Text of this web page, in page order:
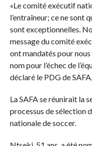
«Le comité exécutif
l’entraîneur; ce ne sont
sont exceptionnelles.
message du comité
ont mandatés pour
nom pour l’échec de
déclaré le PDG de
La SAFA se réunirait la
processus de sélection
nationale de soccer.